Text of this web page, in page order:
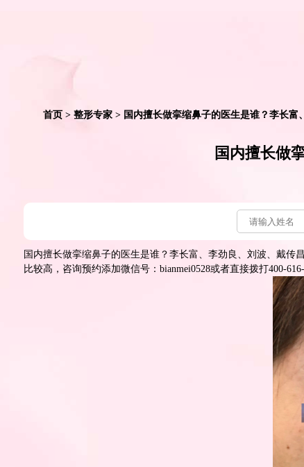
首页 >整形专家 > 国内擅长做挛缩鼻子的医生是谁？李长富
国内擅长做
国内擅长做挛缩鼻子的医生是谁？李长富、李劲良、刘波、戴
比较高，咨询预约添加微信号：bianmei0528或者直接拨打400-616-